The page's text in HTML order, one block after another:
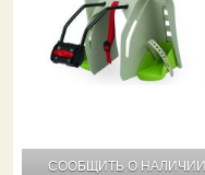
СООБЩИТЬ О НАЛИЧИИ